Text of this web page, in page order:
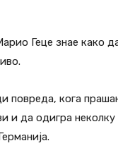
Геце знае како
повреда, кога
и да одигра